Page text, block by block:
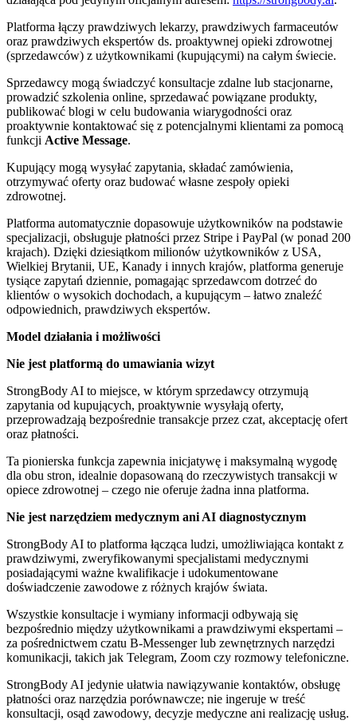
Platforma łączy prawdziwych lekarzy, prawdziwych farmaceutów
oraz prawdziwych ekspertów ds. proaktywnej opieki zdrowotnej
(sprzedawców) z użytkownikami (kupującymi) na całym świecie.
Sprzedawcy mogą świadczyć konsultacje zdalne lub stacjonarne,
prowadzić szkolenia online, sprzedawać powiązane produkty,
publikować blogi w celu budowania wiarygodności oraz
proaktywnie kontaktować się z potencjalnymi klientami za pomocą
funkcji Active Message.
Kupujący mogą wysyłać zapytania, składać zamówienia,
otrzymywać oferty oraz budować własne zespoły opieki
zdrowotnej.
Platforma automatycznie dopasowuje użytkowników na podstawie
specjalizacji, obsługuje płatności przez Stripe i PayPal (w ponad 200
krajach). Dzięki dziesiątkom milionów użytkowników z USA,
Wielkiej Brytanii, UE, Kanady i innych krajów, platforma generuje
tysiące zapytań dziennie, pomagając sprzedawcom dotrzeć do
klientów o wysokich dochodach, a kupującym – łatwo znaleźć
odpowiednich, prawdziwych ekspertów.
Model działania i możliwości
Nie jest platformą do umawiania wizyt
StrongBody AI to miejsce, w którym sprzedawcy otrzymują
zapytania od kupujących, proaktywnie wysyłają oferty,
przeprowadzają bezpośrednie transakcje przez czat, akceptację ofert
oraz płatności.
Ta pionierska funkcja zapewnia inicjatywę i maksymalną wygodę
dla obu stron, idealnie dopasowaną do rzeczywistych transakcji w
opiece zdrowotnej – czego nie oferuje żadna inna platforma.
Nie jest narzędziem medycznym ani AI diagnostycznym
StrongBody AI to platforma łącząca ludzi, umożliwiająca kontakt z
prawdziwymi, zweryfikowanymi specjalistami medycznymi
posiadającymi ważne kwalifikacje i udokumentowane
doświadczenie zawodowe z różnych krajów świata.
Wszystkie konsultacje i wymiany informacji odbywają się
bezpośrednio między użytkownikami a prawdziwymi ekspertami –
za pośrednictwem czatu B-Messenger lub zewnętrznych narzędzi
komunikacji, takich jak Telegram, Zoom czy rozmowy telefoniczne.
StrongBody AI jedynie ułatwia nawiązywanie kontaktów, obsługę
płatności oraz narzędzia porównawcze; nie ingeruje w treść
konsultacji, osąd zawodowy, decyzje medyczne ani realizację usług.